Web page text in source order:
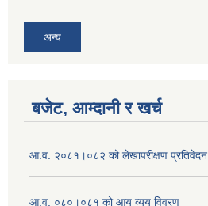
अन्य
बजेट, आम्दानी र खर्च
आ.व. २०८१।०८२ को लेखापरीक्षण प्रतिवेदन
आ.व. ०८०।०८१ को आय व्यय विवरण